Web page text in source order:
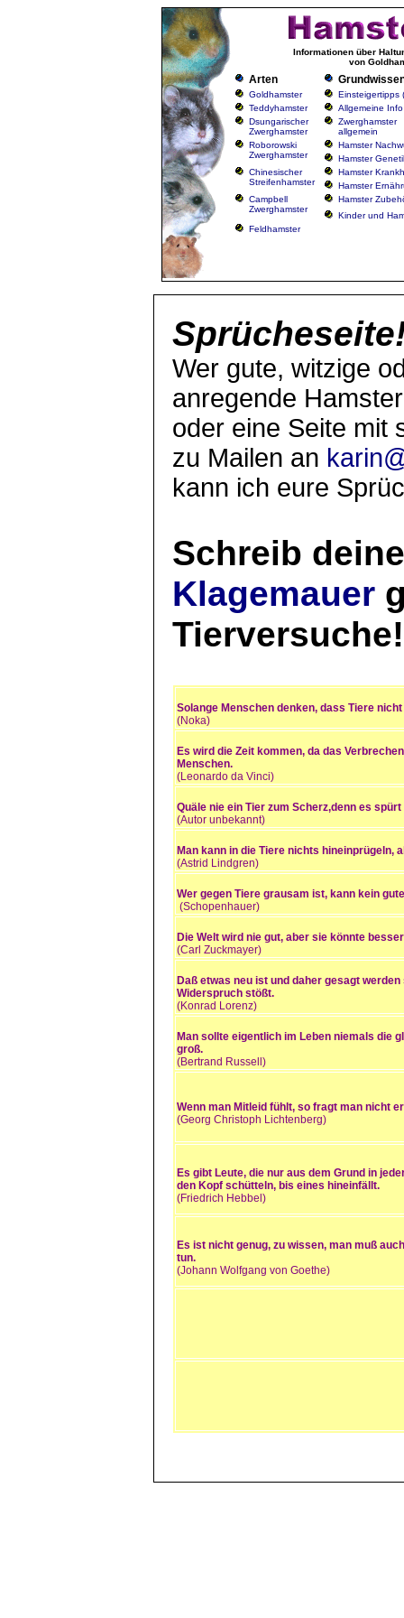
Informationen über
von
Arten
Goldhamster
Einsteigertipps
Teddyhamster
Allgemeine Info
Dsungarischer
Zwerghamster
Zwerghamster
allgemein
Roborowski
Zwerghamster
Hamster
Hamster
Chinesischer
Streifenhamster
Hamster
Hamster
Campbell
Zwerghamster
Hamster
Kinder und
Feldhamster
Wer gute, witzige
anregende
oder eine Seite mit
zu Mailen an
kann ich eure
Schreib
Klagemauer
Solange Menschen denken, dass Tiere
(Noka)
Es wird die Zeit kommen, da das
Menschen.
(Leonardo da Vinci)
Quäle nie ein Tier zum Scherz,denn es
(Autor unbekannt)
Man kann in die Tiere nichts hineinprügeln,
(Astrid Lindgren)
Wer gegen Tiere grausam ist, kann kein
(Schopenhauer)
Die Welt wird nie gut, aber sie könnte
(Carl Zuckmayer)
Daß etwas neu ist und daher gesagt
Widerspruch stößt.
(Konrad Lorenz)
Man sollte eigentlich im Leben niemals die
groß.
(Bertrand Russell)
Wenn man Mitleid fühlt, so fragt man nicht
(Georg Christoph Lichtenberg)
Es gibt Leute, die nur aus dem Grund in
den Kopf schütteln, bis eines hineinfällt.
(Friedrich Hebbel)
Es ist nicht genug, zu wissen, man muß
tun.
(Johann Wolfgang von Goethe)